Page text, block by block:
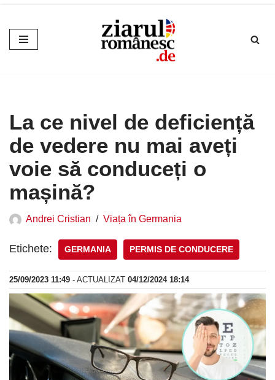
Sari
la
La ce nivel de deficiență
de vedere nu mai aveți
voie să conduceți o
mașină?
Andrei Cristian Viața în Germania
Etichete: GERMANIA PERMIS DE CONDUCERE
25/09/2023 11:49 - ACTUALIZAT 04/12/2024 18:14